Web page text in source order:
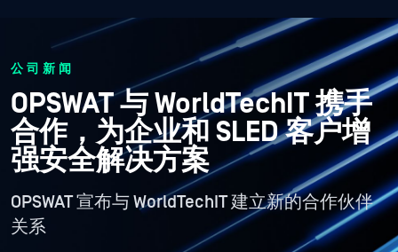
公司新闻
OPSWAT 与 WorldTechIT 携手
合作，为企业和 SLED 客户增
强安全解决方案
OPSWAT 宣布与 WorldTechIT 建立新的合作伙伴
关系